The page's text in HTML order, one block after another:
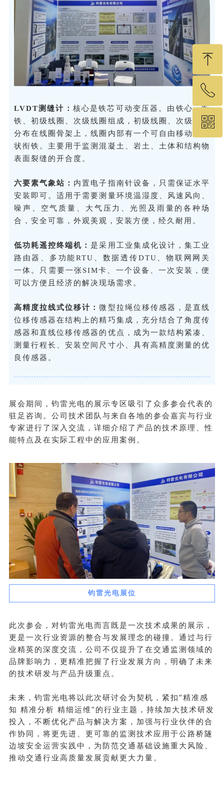
LVDT测缝计： 核心是铁芯可动变压器。由铁心、衔
铁、初级线圈、次级线圈组成，初级线圈、次级线圈
分布在线圈骨架上，线圈内部有一个可自由移动的杆
状衔铁。主要用于监测混凝土、岩土、土体和结构物
表面裂缝的开合度。
六要素气象站： 内置电子指南针设备，只需保证水平
安装即可。适用于需要测量环境温湿度、风速风向、
噪声、空气质量、大气压力、光照及雨量的各种场
合，安全可靠，外观美观，安装方便，经久耐用。
低功耗遥控终端机： 是采用工业集成化设计，集工业
路由器、多功能RTU、数据透传DTU、物联网网关
一体。只需要一张SIM卡、一个设备、一次安装，便
可以方便且经济的解决现场需求。
高精度拉线式位移计：微型拉绳位移传感器，是直线
位移传感器在结构上的精巧集成，充分结合了角度传
感器和直线位移传感器的优点，成为一款结构紧凑、
测量行程长、安装空间尺寸小、具有高精度测量的优
良传感器。
展会期间，钧雷光电的展示专区吸引了众多参会代表的
驻足咨询。公司技术团队与来自各地的参会嘉宾与行业
专家进行了深入交流，详细介绍了产品的技术原理、性
能特点及在实际工程中的应用案例。
钧雷光电展位
此次参会，对钧雷光电而言既是一次技术成果的展示，
更是一次行业资源的整合与发展理念的碰撞。通过与行
业精英的深度交流，公司不仅提升了在交通监测领域的
品牌影响力，更精准把握了行业发展方向，明确了未来
的技术研发与产品升级重点。
未来，钧雷光电将以此次研讨会为契机，紧扣“精准感
知 精准分析 精细运维”的行业主题，持续加大技术研发
投入，不断优化产品与解决方案，加强与行业伙伴的合
作协同，将更先进、更可靠的监测技术应用于公路桥隧
边坡安全运营实践中，为防范交通基础设施重大风险、
推动交通行业高质量发展贡献更大力量。
ꁸ
回到顶部
ꂅ
19575460049
ꀥ
微信二维码